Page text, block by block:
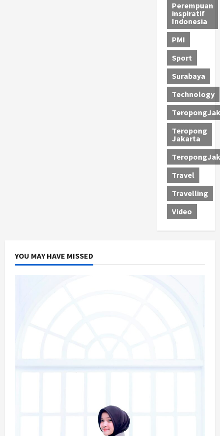
Perempuan
inspiratif
Indonesia
PMI
Sport
Surabaya
Technology
Teropong
Jakarta
Travel
Travelling
Video
YOU MAY HAVE MISSED